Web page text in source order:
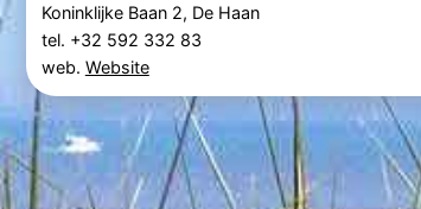
Koninklijke Baan 2, De Haan
tel. +32 592 332 83
web. Website